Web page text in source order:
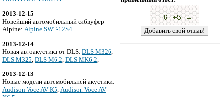
2013-12-15
Новейший автомобильный сабвуфер
Alpine: Alpine SWT-12S4
2013-12-14
Новая автоакустика от DLS: DLS M326
DLS M325 DLS M6.2 DLS MK6.2
2013-12-13
Новые модели автомобильной акустики:
Audison Voce AV K5, Audison Voce AV